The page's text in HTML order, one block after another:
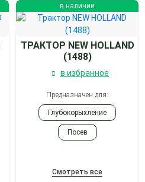
в наличии
ТРАКТОР NEW HOLLAND
(1488)
в избранное
Предназначен для:
Глубокорыхление
Посев
Смотреть все